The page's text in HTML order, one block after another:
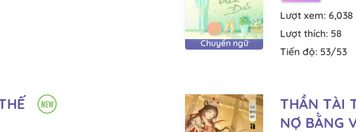
Chuyển ngữ
Lượt xem: 6,038
Lượt thích: 58
Tiến độ: 53/53
THẦN TÀI
NỢ BẰNG